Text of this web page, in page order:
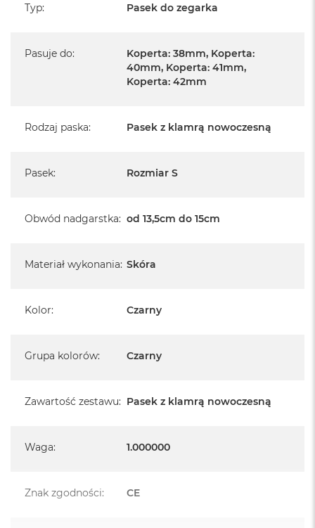
Typ: Pasek do zegarka
Pasuje do:
Koperta: 38mm, Koperta:
40mm, Koperta: 41mm,
Koperta: 42mm
Rodzaj paska: Pasek z klamrą nowoczesną
Pasek: Rozmiar S
Obwód nadgarstka: od 13,5cm do 15cm
Materiał wykonania: Skóra
Kolor: Czarny
Grupa kolorów: Czarny
Zawartość zestawu: Pasek z klamrą nowoczesną
Waga: 1.000000
Znak zgodności: CE